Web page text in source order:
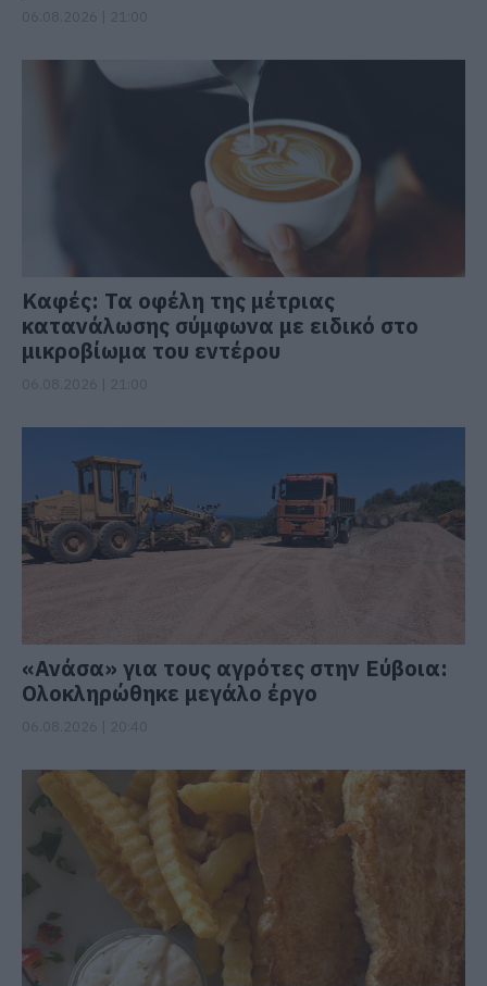
Καφές: Τα οφέλη της μέτριας
κατανάλωσης σύμφωνα με ειδικό στο
μικροβίωμα του εντέρου
«Ανάσα» για τους αγρότες στην Εύβοια:
Ολοκληρώθηκε μεγάλο έργο